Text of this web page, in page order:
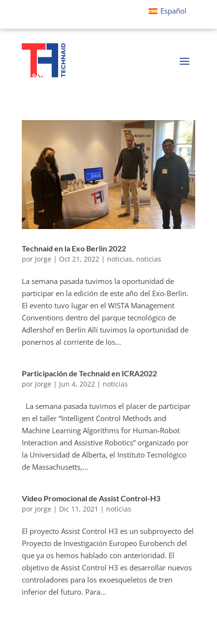
Español
Technaid en la Exo Berlin 2022
por Jorge | Oct 21, 2022| noticias, noticias
La semana pasada tuvimos la oportunidad de
participar en la edición de este año del Exo-Berlin.
El evento tuvo lugar en el WISTA Management
Conventions dentro del parque tecnológico de
Adlershof en Berlin Allí tuvimos la oportunidad de
ponernos al corriente de los...
Participación de Technaid en ICRA2022
por Jorge | Jun 4, 2022| noticias
La semana pasada tuvimos el placer de participar
en el taller “Intelligent Control Methods and
Machine Learning Algorithms for Human-Robot
Interaction and Assistive Robotics” organizado por
la Universidad de Alberta, el Instituto Tecnológico
de Massachusetts,...
Video Promocional de Assist Control-H3
por Jorge | Dic 11, 2021 | noticias
El proyecto Assist Control H3 es un subproyecto del
Proyecto de Investigación Europeo Eurobench del
que ya os hemos hablado con anterioridad. El
objetivo de Assist Control H3 es desarrollar nuevos
controladores para los exoesqueletos de tren
inferior del futuro. Para...